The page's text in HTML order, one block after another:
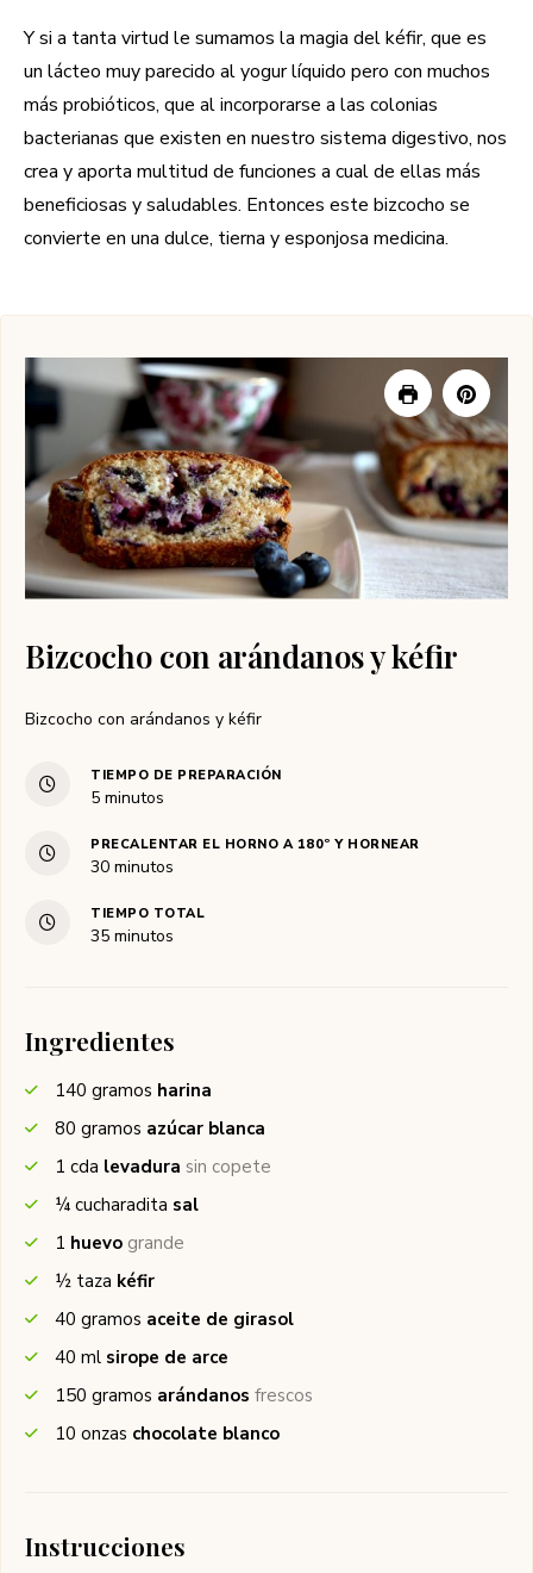
Y si a tanta virtud le sumamos la magia del kéfir, que es
un lácteo muy parecido al yogur líquido pero con muchos
más probióticos, que al incorporarse a las colonias
bacterianas que existen en nuestro sistema digestivo, nos
crea y aporta multitud de funciones a cual de ellas más
beneficiosas y saludables. Entonces este bizcocho se
convierte en una dulce, tierna y esponjosa medicina.
Bizcocho con arándanos y kéfir
Bizcocho con arándanos y kéfir
TIEMPO DE PREPARACIÓN
5minutos
minutos
PRECALENTAR EL HORNO A 180º Y HORNEAR
30minutos
minutos
TIEMPO TOTAL
35minutos
minutos
Ingredientes
140 gramos harina
80 gramos azúcar blanca
1 cda levadura sin copete
¼ cucharadita sal
1 huevo grande
½ taza kéfir
40 gramos aceite de girasol
40 ml sirope de arce
150 gramos arándanos frescos
10 onzas chocolate blanco
Instrucciones